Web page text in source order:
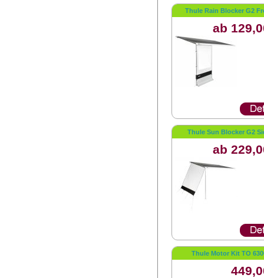
Thule Rain Blocker G2
ab
Thule Sun Blocker G2
ab
Thule Motor Kit TO